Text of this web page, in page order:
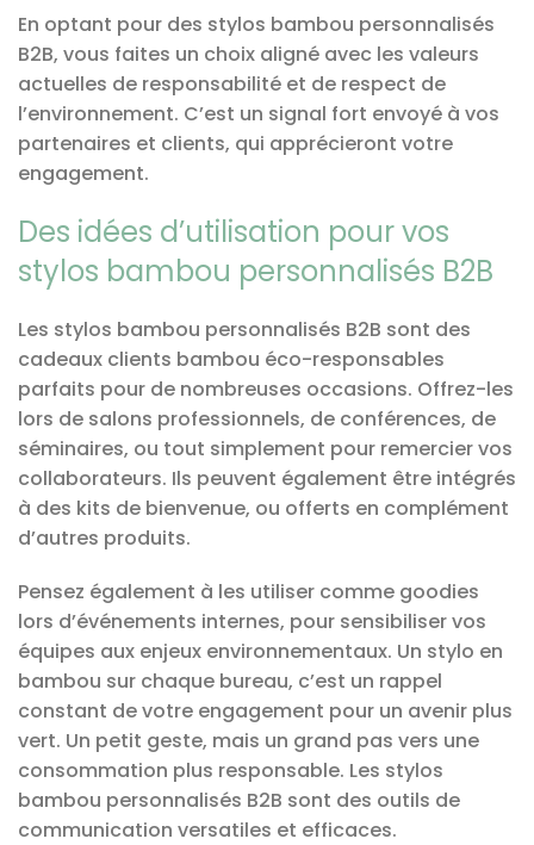
En optant pour des stylos bambou personnalisés
B2B, vous faites un choix aligné avec les valeurs
actuelles de responsabilité et de respect de
l’environnement. C’est un signal fort envoyé à vos
partenaires et clients, qui apprécieront votre
engagement.
Des idées d’utilisation pour vos
stylos bambou personnalisés B2B
Les stylos bambou personnalisés B2B sont des
cadeaux clients bambou éco-responsables
parfaits pour de nombreuses occasions. Offrez-les
lors de salons professionnels, de conférences, de
séminaires, ou tout simplement pour remercier vos
collaborateurs. Ils peuvent également être intégrés
à des kits de bienvenue, ou offerts en complément
d’autres produits.
Pensez également à les utiliser comme goodies
lors d’événements internes, pour sensibiliser vos
équipes aux enjeux environnementaux. Un stylo en
bambou sur chaque bureau, c’est un rappel
constant de votre engagement pour un avenir plus
vert. Un petit geste, mais un grand pas vers une
consommation plus responsable. Les stylos
bambou personnalisés B2B sont des outils de
communication versatiles et efficaces.